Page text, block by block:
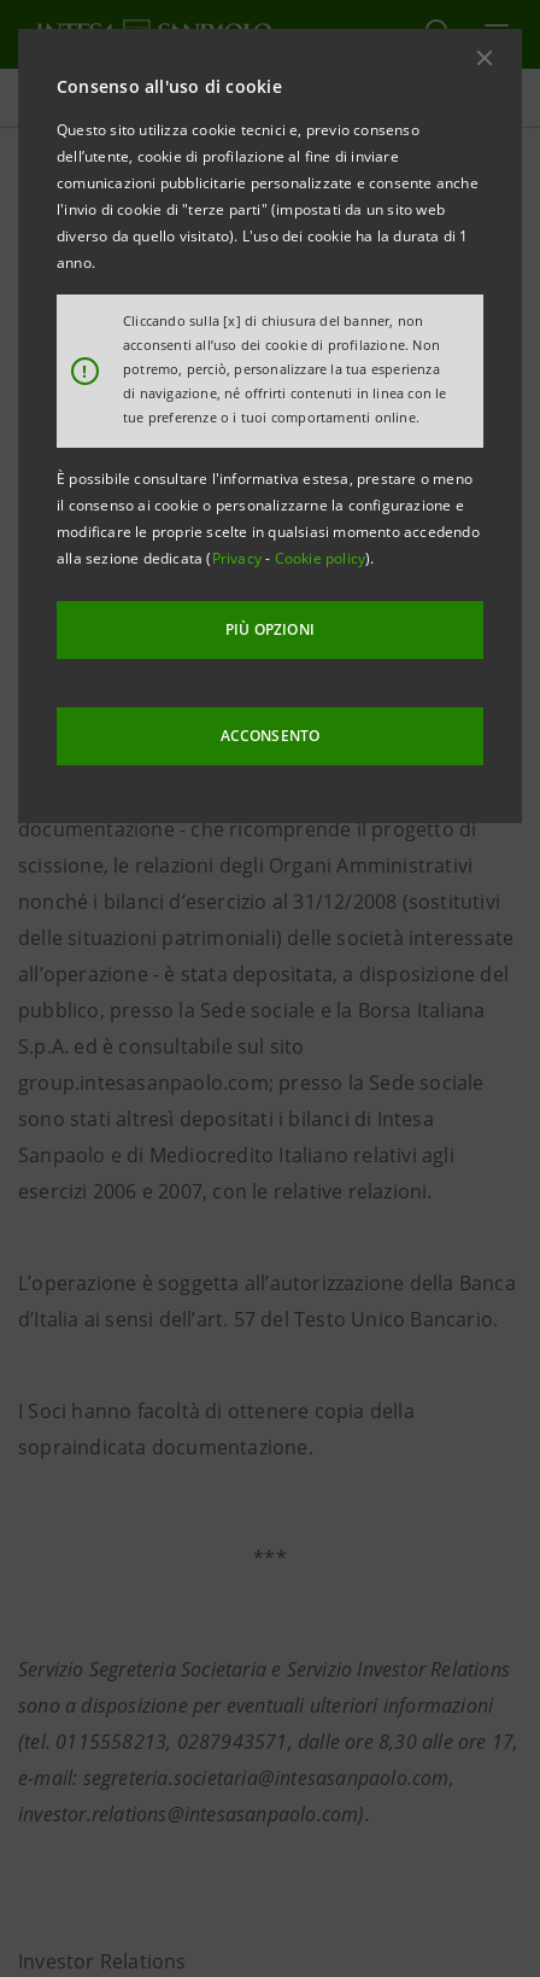
Consenso all'uso di cookie
Questo sito utilizza cookie tecnici e, previo consenso
dell’utente, cookie di profilazione al fine di inviare
comunicazioni pubblicitarie personalizzate e consente anche
l'invio di cookie di "terze parti" (impostati da un sito web
diverso da quello visitato). L'uso dei cookie ha la durata di 1
anno.
!
Cliccando sulla [x] di chiusura del banner, non
acconsenti all’uso dei cookie di profilazione. Non
potremo, perciò, personalizzare la tua esperienza
di navigazione, né offrirti contenuti in linea con le
tue preferenze o i tuoi comportamenti online.
È possibile consultare l'informativa estesa, prestare o meno
il consenso ai cookie o personalizzarne la configurazione e
modificare le proprie scelte in qualsiasi momento accedendo
alla sezione dedicata (Privacy- Cookie policy).
PIÙ OPZIONI
ACCONSENTO
Comunicati stampa
STAMPA AGGIORNA
Avviso ai sensi dell’art. 70 del Regolamento
Emittenti
(adottato dalla Consob con delibera n. 11971 del 14
maggio 1999 e successive modificazioni)
INTESA SANPAOLO: SCISSIONE PARZIALE DI
MEDIOCREDITO ITALIANO S.p.A. IN FAVORE DI
INTESA SANPAOLO S.p.A.
Torino, Milano, 30 giugno 2009
– Si informano i Sigg.
azionisti che il Consiglio di Gestione della Banca, nella
di scissione parziale - in favore di Intesa Sanpaolo
S.p.A. - di Mediocredito Italiano S.p.A., società
interamente posseduta dalla beneficiaria, nonché
l’apposita Relazione illustrativa.
documentazione - che ricomprende il progetto di
scissione, le relazioni degli Organi Amministrativi
nonché i bilanci d’esercizio al 31/12/2008 (sostitutivi
delle situazioni patrimoniali) delle società interessate
all’operazione - è stata depositata, a disposizione del
pubblico, presso la Sede sociale e la Borsa Italiana
S.p.A. ed è consultabile sul sito
group.intesasanpaolo.com; presso la Sede sociale
sono stati altresì depositati i bilanci di Intesa
Sanpaolo e di Mediocredito Italiano relativi agli
esercizi 2006 e 2007, con le relative relazioni.
L’operazione è soggetta all’autorizzazione della Banca
d’Italia ai sensi dell’art. 57 del Testo Unico Bancario.
I Soci hanno facoltà di ottenere copia della
sopraindicata documentazione.
***
Servizio Segreteria Societaria e Servizio Investor Relations
sono a disposizione per eventuali ulteriori informazioni
(tel. 0115558213, 0287943571, dalle ore 8,30 alle ore 17,
e-mail: segreteria.societaria@intesasanpaolo.com,
investor.relations@intesasanpaolo.com).
Investor Relations